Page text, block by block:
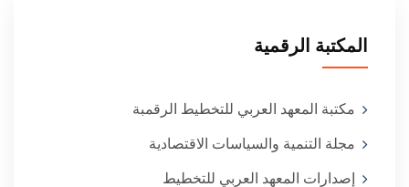
المكتبة الرقمية
مكتبة المعهد العربي للتخطيط الرقمبة
مجلة التنمية والسياسات الاقتصادية
إصدارات المعهد العربي للتخطيط